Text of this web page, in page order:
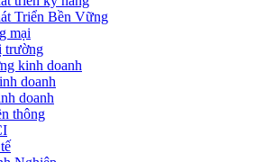
Triển Bền Vững
mại
trường
kinh doanh
doanh
doanh
thông